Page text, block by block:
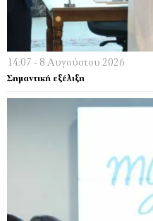
14:07 - 8 Αυγούστου 2026
Σημαντική εξέλιξη